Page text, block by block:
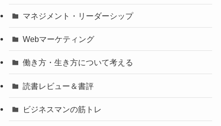
マネジメント・リーダーシップ
Webマーケティング
働き方・生き方について考える
読書レビュー＆書評
ビジネスマンの筋トレ